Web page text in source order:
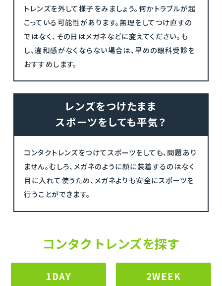
トレンズを外して様子をみましょう。何かトラブルが起
こっている可能性があります。無理をしてつけ直すの
ではなく、その日はメガネなどに変えてください。も
し、違和感がなくならない場合は、早めの眼科受診を
おすすめします。
レンズをつけたまま
スポーツをしても平気？
コンタクトレンズをつけてスポーツをしても、問題あり
ません。むしろ、メガネのように顔に装着するのはなく
目に入れて使うため、メガネよりも安全にスポーツを
行うことができます。
コンタクトレンズを探す
1DAY 2WEEK